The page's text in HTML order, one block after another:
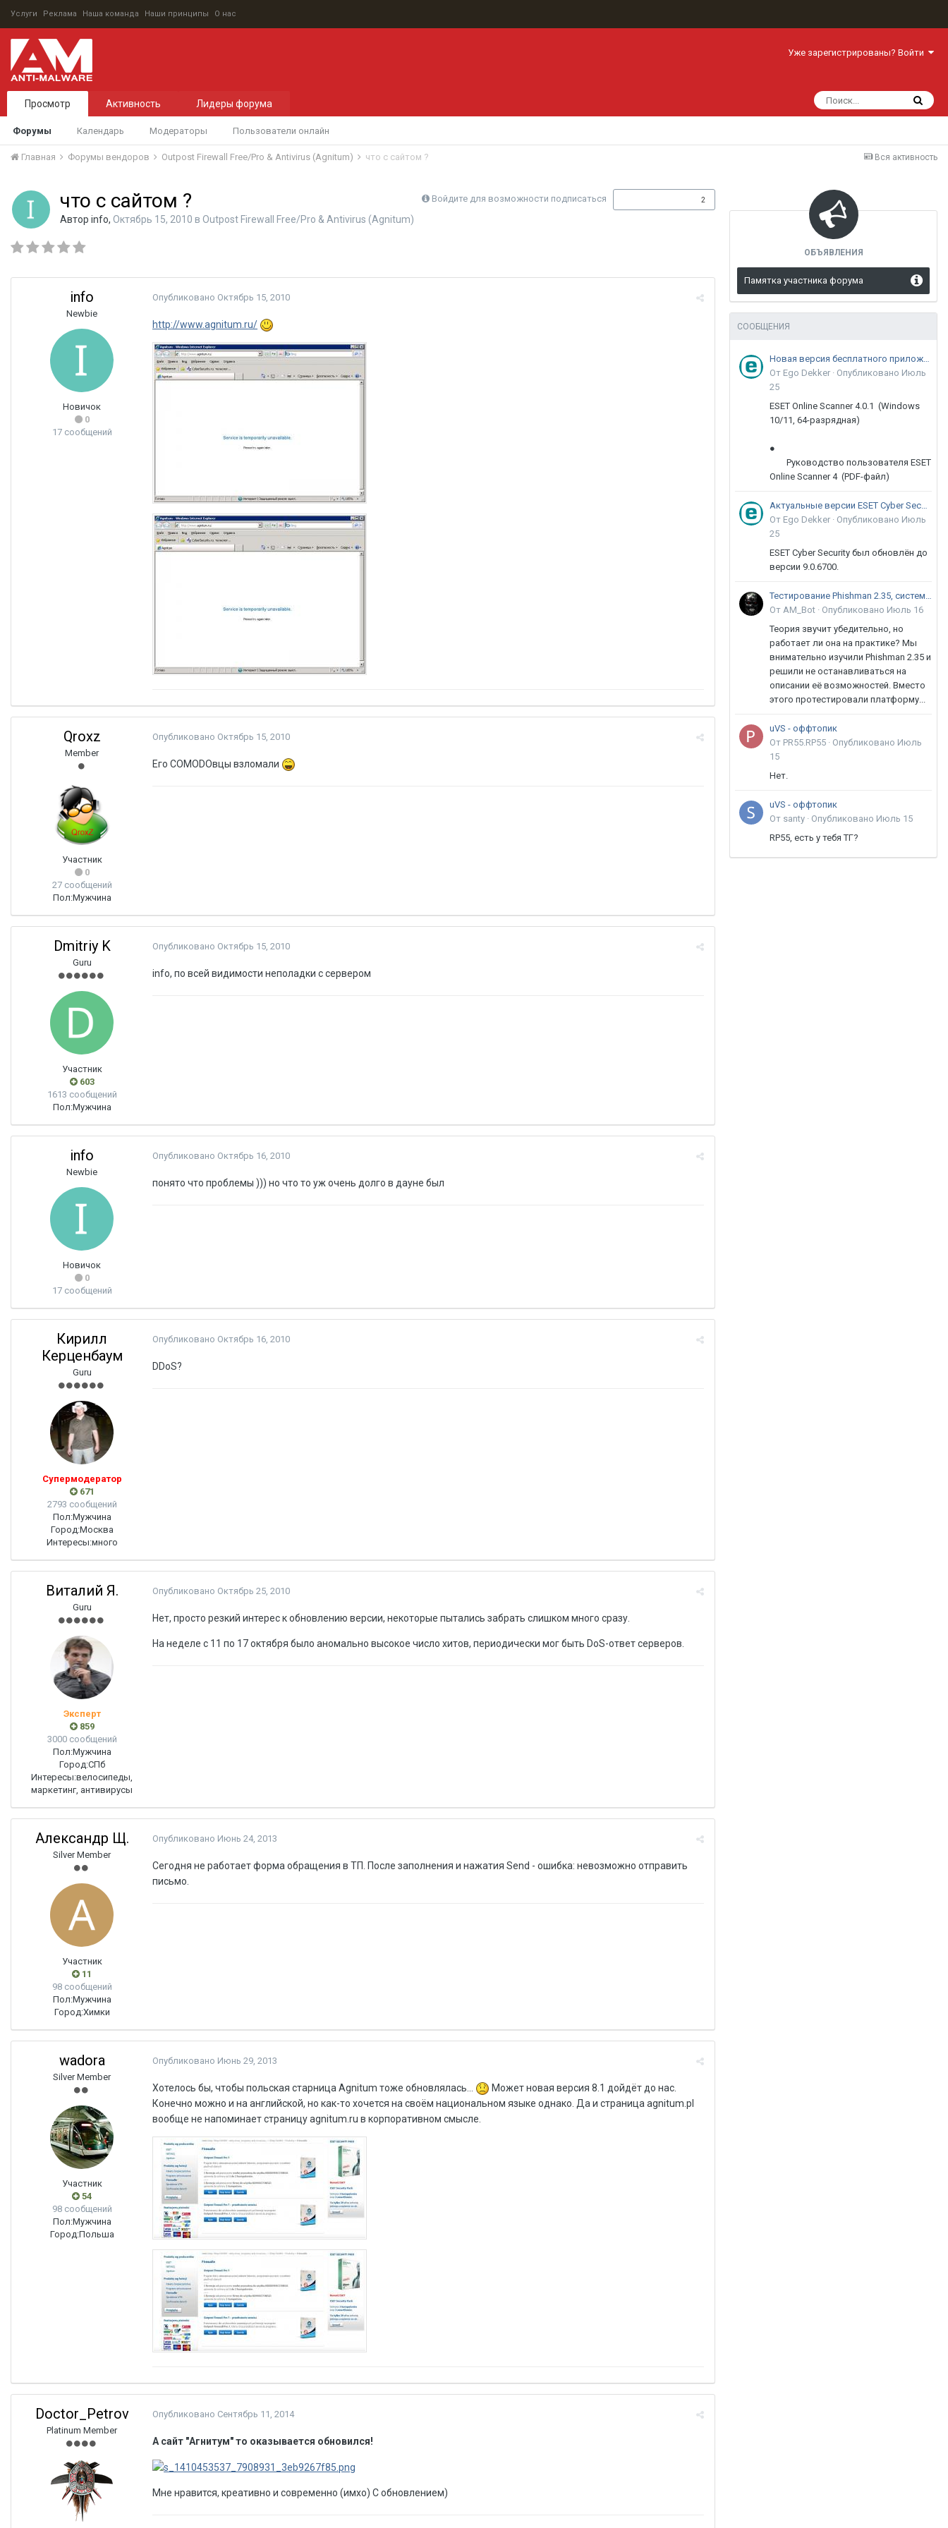
Услуги Реклама Наша команда Наши принципы О нас
Уже зарегистрированы? Войти
Просмотр
Форумы Календарь Модераторы Пользователи онлайн
Активность Лидеры форума
Вся активность
Главная Форумы вендоров Outpost Firewall Free/Pro & Antivirus (Agnitum) что с сайтом ?
Войдите для возможности подписаться 2
что с сайтом ?
Автор info, Октябрь 15, 2010 в Outpost Firewall Free/Pro & Antivirus (Agnitum)
info
Newbie
Новичок
0
17 сообщений
Опубликовано Октябрь 15, 2010
http://www.agnitum.ru/
Qroxz
Member
Участник
0
27 сообщений
Пол:Мужчина
Опубликовано Октябрь 15, 2010
Его COMODOвцы взломали
Dmitriy K
Guru
Участник
603
1613 сообщений
Пол:Мужчина
Опубликовано Октябрь 15, 2010
info, по всей видимости неполадки с сервером
info
Newbie
Новичок
0
17 сообщений
Опубликовано Октябрь 16, 2010
понято что проблемы ))) но что то уж очень долго в дауне был
Кирилл
Керценбаум
Guru
Супермодератор
671
2793 сообщений
Пол:Мужчина
Город:Москва
Интересы:много
Опубликовано Октябрь 16, 2010
DDoS?
Виталий Я.
Guru
Эксперт
859
3000 сообщений
Пол:Мужчина
Город:СПб
Интересы:велосипеды,
маркетинг, антивирусы
Опубликовано Октябрь 25, 2010
Нет, просто резкий интерес к обновлению версии, некоторые пытались забрать слишком много сразу.
На неделе с 11 по 17 октября было аномально высокое число хитов, периодически мог быть DoS-ответ серверов.
Александр Щ.
Silver Member
Участник
11
98 сообщений
Пол:Мужчина
Город:Химки
Опубликовано Июнь 24, 2013
Сегодня не работает форма обращения в ТП. После заполнения и нажатия Send - ошибка: невозможно отправить
письмо.
wadora
Silver Member
Участник
54
98 сообщений
Пол:Мужчина
Город:Польша
Опубликовано Июнь 29, 2013
Хотелось бы, чтобы польская старница Agnitum тоже обновлялась...
Может новая версия 8.1 дойдёт до нас.
Конечно можно и на английской, но как-то хочется на своём национальном языке однако. Да и страница agnitum.pl
вообще не напоминает страницу agnitum.ru в корпоративном смысле.
Doctor_Petrov
Platinum Member
Опубликовано Сентябрь 11, 2014
А сайт "Агнитум" то оказывается обновился!
Мне нравится, креативно и современно (имхо) С обновлением)
ОБЪЯВЛЕНИЯ
Памятка участника форума
СООБЩЕНИЯ
Новая версия бесплатного приложения ESET Online Scanner доступна пользователям
От Ego Dekker · Опубликовано Июль
25
ESET Online Scanner 4.0.1 (Windows
10/11, 64-разрядная)
●
Руководство пользователя ESET
Online Scanner 4 (PDF-файл)
Актуальные версии ESET Cyber Security 9
От Ego Dekker · Опубликовано Июль
25
ESET Cyber Security был обновлён до
версии 9.0.6700.
Тестирование Phishman 2.35, системы повышения осведомлённости пользователей в сфере ИБ
От AM_Bot · Опубликовано Июль 16
Теория звучит убедительно, но
работает ли она на практике? Мы
внимательно изучили Phishman 2.35 и
решили не останавливаться на
описании её возможностей. Вместо
этого протестировали платформу...
uVS - оффтопик
От PR55.RP55 · Опубликовано Июль
15
Нет.
uVS - оффтопик
От santy · Опубликовано Июль 15
RP55, есть у тебя ТГ?